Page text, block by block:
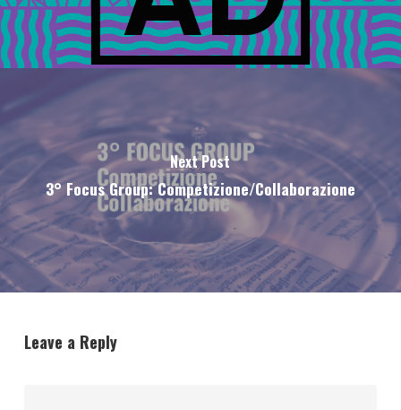
Next Post
3° Focus Group: Competizione/Collaborazione
Leave a Reply